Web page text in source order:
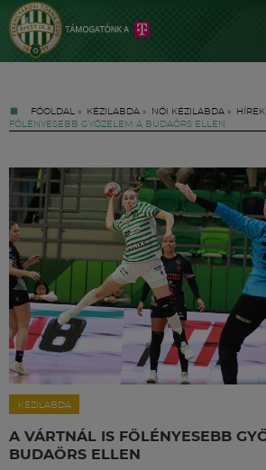
FŐOLDAL » KÉZILABDA » NŐI KÉZILABDA » HÍREK
FÖLÉNYESEBB GYŐZELEM A BUDAÖRS ELLEN
KÉZILABDA
A VÁRTNÁL IS FÖLÉNYESEBB
BUDAÖRS ELLEN
Jegyek
FM YouTube +
Hírek
Labdarúgás